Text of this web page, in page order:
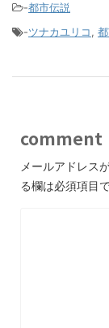
-都市伝説
-ツナカユリコ,
comment
メールアドレス
る欄は必須項目